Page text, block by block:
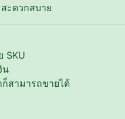
ะดวกสบาย
SKU
น
สามารถขายได้